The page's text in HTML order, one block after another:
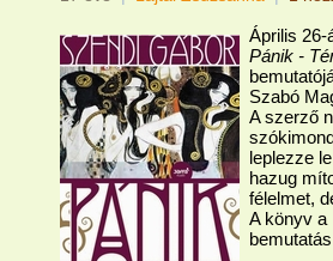
Április 26-
Pánik -
Szabó
A szerző
leplezze
hazug
félelmet,
A könyv a